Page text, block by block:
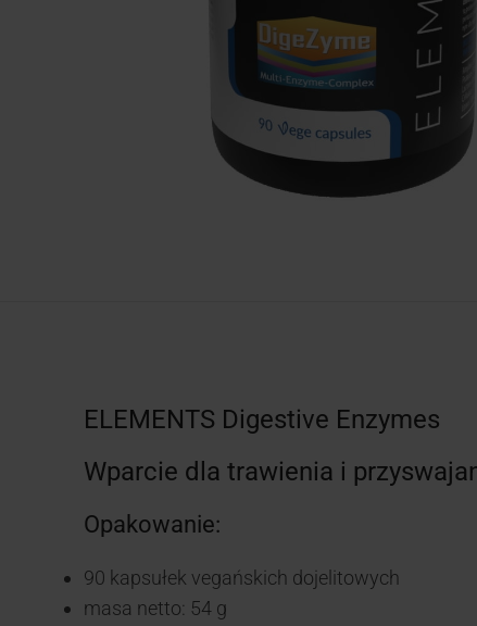
ELEMENTS Digestive Enzymes
Wparcie dla trawienia i
Opakowanie:
90 kapsułek vegańskich dojelitowych
masa netto: 54 g